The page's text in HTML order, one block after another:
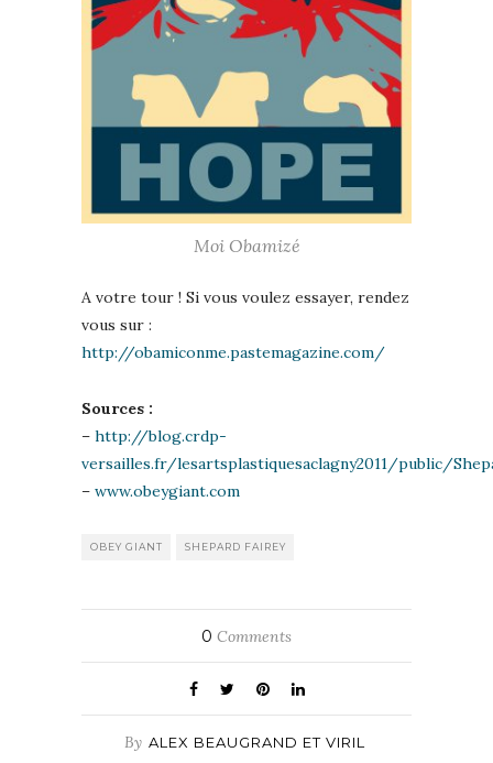
Moi Obamizé
A votre tour ! Si vous voulez essayer, rendez
vous sur :
http://obamiconme.pastemagazine.com/
Sources :
– http://blog.crdp-
versailles.fr/lesartsplastiquesaclagny2011/public/
– www.obeygiant.com
OBEY GIANT SHEPARD FAIREY
0 Comments
By ALEX BEAUGRAND ET VIRIL